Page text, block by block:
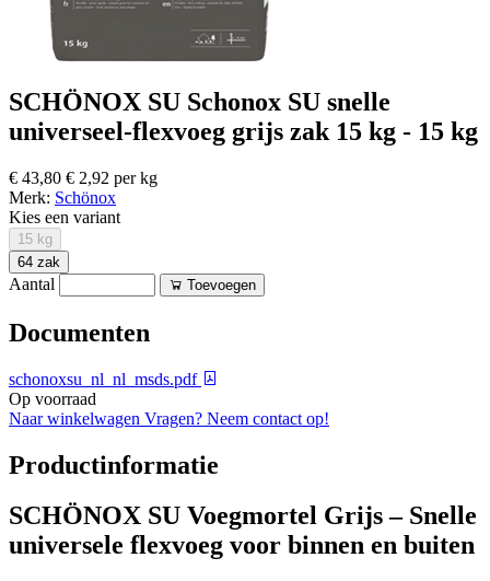
SCHÖNOX SU Schonox SU snelle
universeel-flexvoeg grijs zak 15 kg - 15 kg
€ 43,80 € 2,92 per kg
Merk: Schönox
Kies een variant
15 kg
64 zak
Aantal Toevoegen
Documenten
schonoxsu_nl_nl_msds.pdf
Op voorraad
Naar winkelwagen Vragen? Neem contact op!
Productinformatie
SCHÖNOX SU Voegmortel Grijs – Snelle
universele flexvoeg voor binnen en buiten